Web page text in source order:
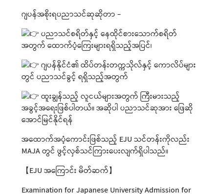
ဂျပန်အစိုးရပညာသင်ဆုဆိုတာ -
ပညာသင်စရိတ်နှင့် နေထိုင်စားသောက်စရိတ်
အတွက် ထောက်ပံ့ကြေးများရရှိသည့်အပြင်၊
ဂျပန်နိုင်ငံ၏ ထိပ်တန်းတက္ကသိုလ်နှင့် ကောလိပ်များ
တွင် ပညာသင်ခွင့် ရရှိသည့်အတွက်
ထူးချွန်သည့် လူငယ်များအတွက် ကြီးမားသည့်
အခွင့်အရေးဖြစ်ပါတယ်။ အဆိုပါ ပညာသင်ဆုအား ဖြေဆို
အောင်မြင်နိုင်ရန်
အထောက်အပံ့ကောင်းဖြစ်သည့် EJU သင်တန်းကိုလည်း
MAJA တွင် ဖွင့်လှစ်သင်ကြားပေးလျက်ရှိပါသည်။
【EJU အကြောင်း မိတ်ဆက်】
Examination for Japanese University Admission for